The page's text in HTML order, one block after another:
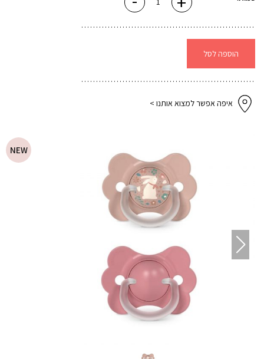
NEW
של
פרפר
הוספה לסל
איפה אפשר למצוא אותנו >